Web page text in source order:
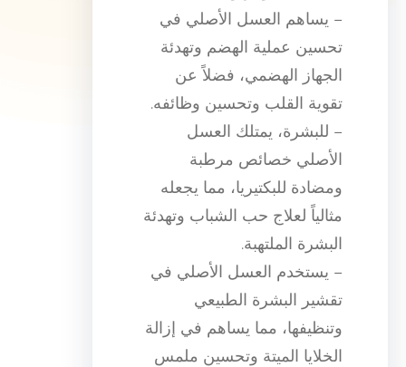
– يساهم العسل الأصلي في
تحسين عملية الهضم وتهدئة
الجهاز الهضمي، فضلاً عن
تقوية القلب وتحسين وظائفه.
– للبشرة، يمتلك العسل
الأصلي خصائص مرطبة
ومضادة للبكتيريا، مما يجعله
مثالياً لعلاج حب الشباب وتهدئة
البشرة الملتهبة.
– يستخدم العسل الأصلي في
تقشير البشرة الطبيعي
وتنظيفها، مما يساهم في إزالة
الخلايا الميتة وتحسين ملمس